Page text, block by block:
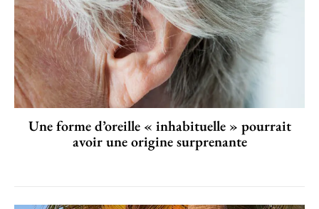
Une forme d’oreille « inhabituelle » pourrait
avoir une origine surprenante